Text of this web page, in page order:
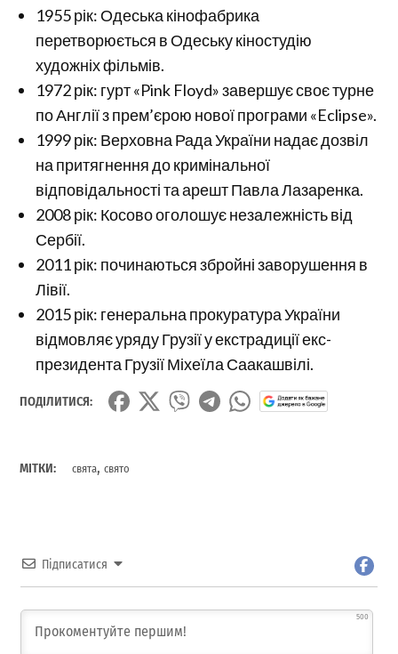
1955 рік: Одеська кінофабрика
перетворюється в Одеську кіностудію
художніх фільмів.
1972 рік: гурт «Pink Floyd» завершує своє турне
по Англії з прем’єрою нової програми «Eclipse».
1999 рік: Верховна Рада України надає дозвіл
на притягнення до кримінальної
відповідальності та арешт Павла Лазаренка.
2008 рік: Косово оголошує незалежність від
Сербії.
2011 рік: починаються збройні заворушення в
Лівії.
2015 рік: генеральна прокуратура України
відмовляє уряду Грузії у екстрадиції екс-
президента Грузії Міхеїла Саакашвілі.
ПОДІЛИТИСЯ:
МІТКИ: свята,свято
Підписатися
500